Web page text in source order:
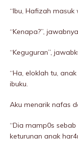
“Ibu, Hafizah masuk
“Kenapa?”,
“Keguguran”,
“Ha, eloklah tu,
ibuku.
Aku menarik nafas
“Dia mamp0s
keturunan anak